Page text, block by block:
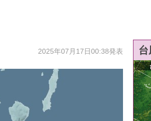
2025年07月17日00:38発表